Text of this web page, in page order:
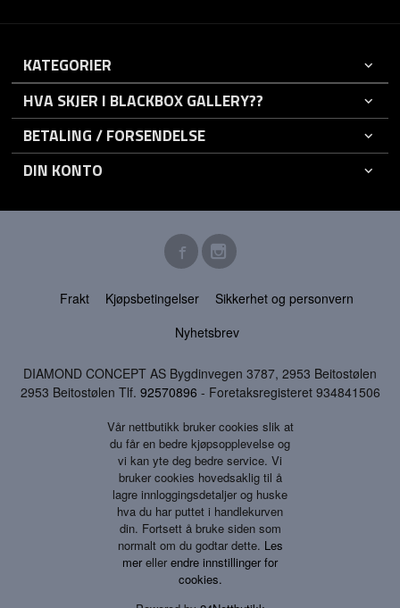
KATEGORIER
HVA SKJER I BLACKBOX GALLERY??
BETALING / FORSENDELSE
DIN KONTO
Frakt Kjøpsbetingelser
Sikkerhet og personvern
Nyhetsbrev
DIAMOND CONCEPT AS Bygdinvegen 3787, 2953 Beitostølen
2953 Beitostølen Tlf. 92570896 - Foretaksregisteret 934841506
Vår nettbutikk bruker cookies slik at
du får en bedre kjøpsopplevelse og
vi kan yte deg bedre service. Vi
bruker cookies hovedsaklig til å
lagre innloggingsdetaljer og huske
hva du har puttet i handlekurven
din. Fortsett å bruke siden som
normalt om du godtar dette. Les
mereller endre innstillinger for
cookies.